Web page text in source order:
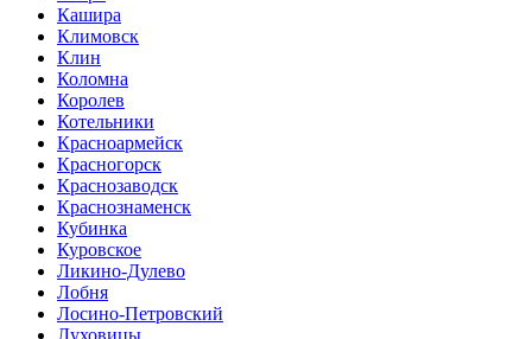
Кашира
Климовск
Клин
Коломна
Королев
Котельники
Красноармейск
Красногорск
Краснозаводск
Краснознаменск
Кубинка
Куровское
Ликино-Дулево
Лобня
Лосино-Петровский
Луховицы